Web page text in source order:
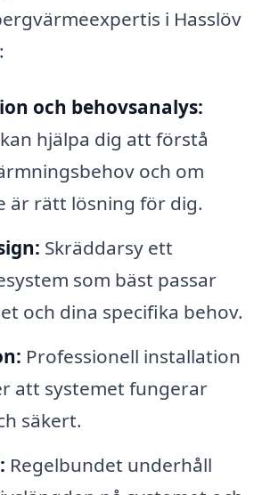
i Hasslöv
och behovsanalys:
hjälpa dig att förstå
och om
är rätt lösning för dig.
Skräddarsy ett
som bäst passar
och dina specifika behov.
Professionell installation
att systemet fungerar
säkert.
Regelbundet underhåll